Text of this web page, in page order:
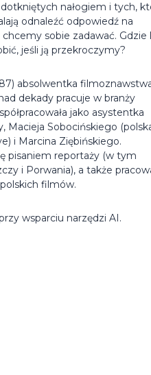
nałogiem i tych,
odnaleźć odpowiedź na
sobie zadawać. Gdzie
jeśli ją przekroczymy?
absolwentka
dekady pracuje w branży
jako asystentka
Macieja Sobocińskiego
i Marcina Ziębińskiego.
pisaniem reportaży (w tym
i Porwania), a także
filmów.
wsparciu narzędzi AI.